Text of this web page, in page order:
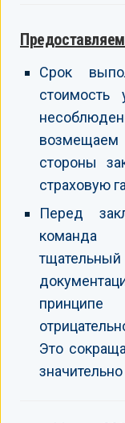
Срок
стоимость
стороны
страховую
Перед
команда
Это